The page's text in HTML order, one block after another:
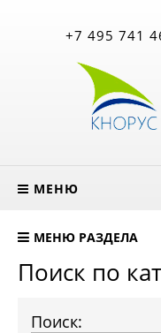
+7 495 741
МЕНЮ
МЕНЮ РАЗДЕЛА
Поиск по
Поиск: